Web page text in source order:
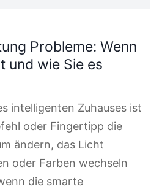
Probleme: Wenn
und wie Sie es
intelligenten Zuhauses ist
oder Fingertipp die
ändern, das Licht
oder Farben wechseln
die smarte